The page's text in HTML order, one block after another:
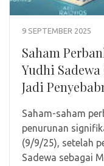
9 SEPTEMBER 2025
Saham
Yudhi
Jadi
Saham-saham
penurunan
(9/9/25), setelah
Sadewa sebagai